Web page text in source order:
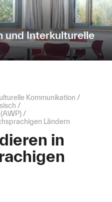
und Interkulturelle
Kommunikation
Ländern
in